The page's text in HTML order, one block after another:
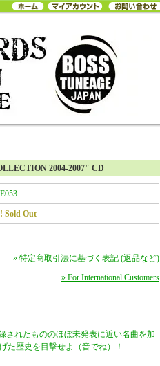
2004-2007" CD
Sold Out
» 特定商取引法に基づく表記 (返品など)
» For International Customers
されたもののほぼ未発表に近い名曲を加
た歴史を目撃せよ（音でね）！